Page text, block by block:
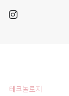
테크놀로지